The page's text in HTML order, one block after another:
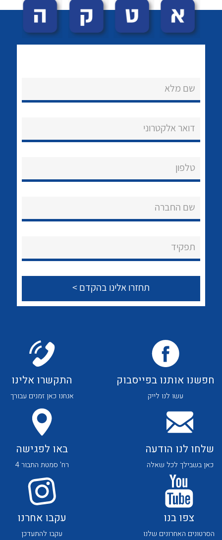
הצוות שלנו
שירותי תמיכה
לכל מוצרי היצרן לכל מוצרי היצרן
לכל מוצרי היצרן לכל מוצרי היצרן
לכל מוצרי היצרן לכל מוצרי היצרן
שם מלא
דואר אלקטרוני
טלפון
שם החברה
תפקיד
חפשנו אותנו בפייסבוק
עשו לנו לייק
התקשרו אלינו
אנחנו כאן זמנים עבורך
שלחו לנו הודעה
כאן בשבילך לכל שאלה
באו לפגישה
רח' סמטת התבור 4
צפו בנו
הסרטונים האחרונים שלנו
עקבו אחרנו
עקבו להתעדכן